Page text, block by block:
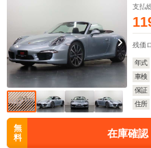
支払
残価
年式
車検
保証
住所
無
料
在庫確認